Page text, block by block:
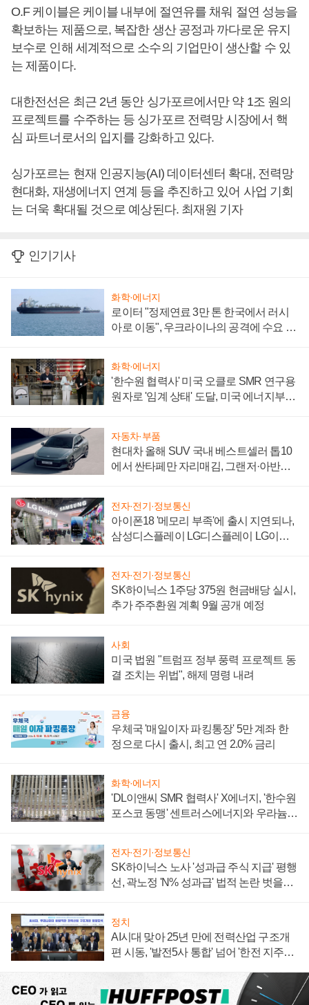
O.F 케이블은 케이블 내부에 절연유를 채워 절연 성능을
확보하는 제품으로, 복잡한 생산 공정과 까다로운 유지
보수로 인해 세계적으로 소수의 기업만이 생산할 수 있
는 제품이다.
대한전선은 최근 2년 동안 싱가포르에서만 약 1조 원의
프로젝트를 수주하는 등 싱가포르 전력망 시장에서 핵
심 파트너로서의 입지를 강화하고 있다.
싱가포르는 현재 인공지능(AI) 데이터센터 확대, 전력망
현대화, 재생에너지 연계 등을 추진하고 있어 사업 기회
는 더욱 확대될 것으로 예상된다. 최재원 기자
인기기사
화학·에너지
로이터 "정제연료 3만 톤 한국에서 러시
아로 이동", 우크라이나의 공격에 수요 늘
화학·에너지
'한수원 협력사' 미국 오클로 SMR 연구용
원자로 '임계 상태' 도달, 미국 에너지부
자동차·부품
현대차 올해 SUV 국내 베스트셀러 톱10
에서 싼타페만 자리매김, 그랜저·아반떼
전자·전기·정보통신
아이폰18 '메모리 부족'에 출시 지연되나,
삼성디스플레이 LG디스플레이 LG이노
전자·전기·정보통신
SK하이닉스 1주당 375원 현금배당 실시,
추가 주주환원 계획 9월 공개 예정
사회
미국 법원 "트럼프 정부 풍력 프로젝트 동
결 조치는 위법", 해제 명령 내려
금융
우체국 '매일이자 파킹통장' 5만 계좌 한
정으로 다시 출시, 최고 연 2.0% 금리
화학·에너지
'DL이앤씨 SMR 협력사' X에너지, '한수원
포스코 동맹' 센트러스에너지와 우라늄
전자·전기·정보통신
SK하이닉스 노사 '성과급 주식 지급' 평행
선, 곽노정 'N% 성과급' 법적 논란 벗을지
정치
AI시대 맞아 25년 만에 전력산업 구조개
편 시동, '발전5사 통합' 넘어 '한전 지주사'